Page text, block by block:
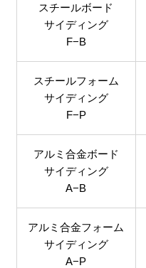
スチールボード
サイディング
F−B
スチールフォーム
サイディング
F−P
アルミ合金ボード
サイディング
A−B
アルミ合金フォーム
サイディング
A−P